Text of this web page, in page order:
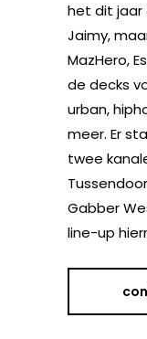
het dit jaar
Jaimy,
MazHero,
de decks
urban,
meer. Er
twee
Gabber
line-up